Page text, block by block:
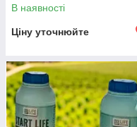
В наявності
Ціну уточнюйте